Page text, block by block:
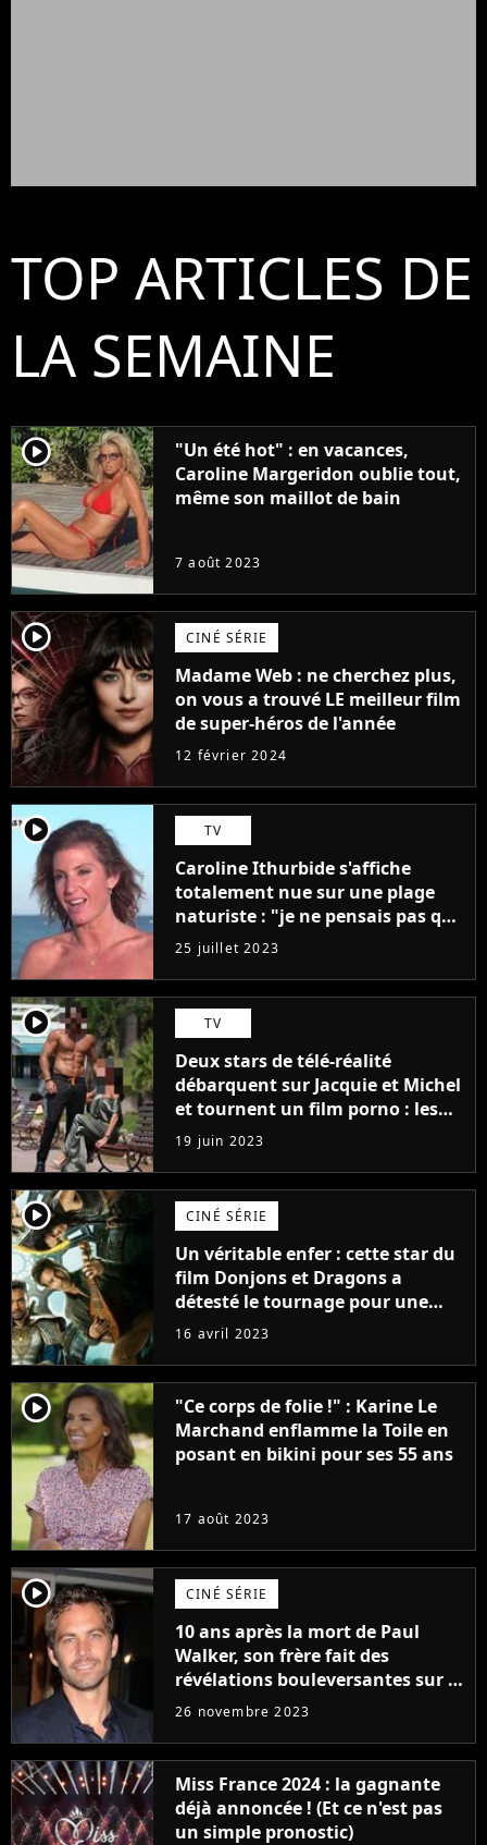
TOP ARTICLES DE
LA SEMAINE
player2
"Un été hot" : en vacances,
Caroline Margeridon oublie tout,
même son maillot de bain
7 août 2023
player2 CINÉ SÉRIE
Madame Web : ne cherchez plus,
on vous a trouvé LE meilleur film
de super-héros de l'année
12 février 2024
player2 TV
Caroline Ithurbide s'affiche
totalement nue sur une plage
naturiste : "je ne pensais pas que
j'arriverais à le faire..."
25 juillet 2023
player2 TV
Deux stars de télé-réalité
débarquent sur Jacquie et Michel
et tournent un film porno : les
premières images du tournage
(exclu)
19 juin 2023
player2 CINÉ SÉRIE
Un véritable enfer : cette star du
film Donjons et Dragons a
détesté le tournage pour une
raison très spéciale
16 avril 2023
player2
"Ce corps de folie !" : Karine Le
Marchand enflamme la Toile en
posant en bikini pour ses 55 ans
17 août 2023
player2 CINÉ SÉRIE
10 ans après la mort de Paul
Walker, son frère fait des
révélations bouleversantes sur la
réaction des acteurs de Fast and
26 novembre 2023
Miss France 2024 : la gagnante
déjà annoncée ! (Et ce n'est pas
un simple pronostic)